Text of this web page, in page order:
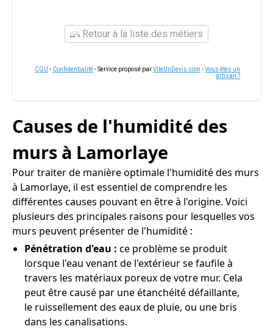
Retour à la liste des métiers
CGU - Confidentialité- Service proposé parViteUnDevis.com -Vous êtes un
artisan ?
Causes de l'humidité des
murs à Lamorlaye
Pour traiter de manière optimale l'humidité des murs
à Lamorlaye, il est essentiel de comprendre les
différentes causes pouvant en être à l'origine. Voici
plusieurs des principales raisons pour lesquelles vos
murs peuvent présenter de l'humidité :
Pénétration d'eau : ce problème se produit
lorsque l'eau venant de l'extérieur se faufile à
travers les matériaux poreux de votre mur. Cela
peut être causé par une étanchéité défaillante,
le ruissellement des eaux de pluie, ou une bris
dans les canalisations.